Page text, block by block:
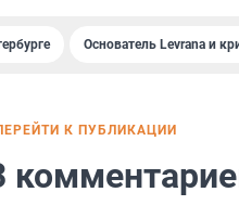
Основатель Levrana и
К ПУБЛИКАЦИИ